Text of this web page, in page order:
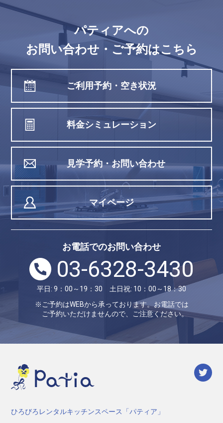
パティアへの
お問い合わせ・ご予約はこちら
ご利用予約・空き状況
料金シミュレーション
見学予約・お問い合わせ
マイページ
お電話でのお問い合わせ
03-6328-3430
平日: 9：00～19：30 土日祝: 10：00～18：30
※ご予約はWEBから承っております。お電話では
ご予約いただけませんので、ご注意ください。
ひろびろレンタルキッチンスペース「パティア」